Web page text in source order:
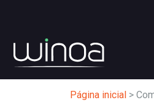
Página inicial >